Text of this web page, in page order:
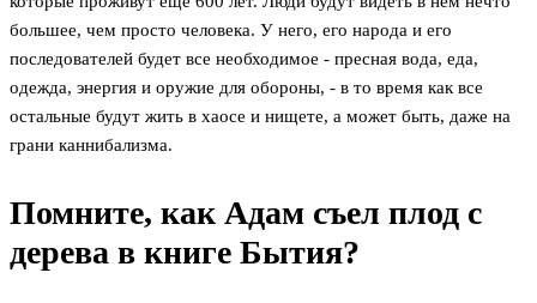
большее, чем просто человека. У него, его народа и его
последователей будет все необходимое - пресная вода, еда,
одежда, энергия и оружие для обороны, - в то время как все
остальные будут жить в хаосе и нищете, а может быть, даже на
грани каннибализма.
Помните, как Адам съел плод с
дерева в книге Бытия?